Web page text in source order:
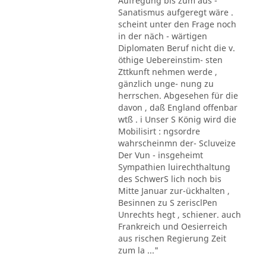
Sanatismus aufgeregt wäre .
scheint unter den Frage noch
in der näch - wärtigen
Diplomaten Beruf nicht die v.
öthige Uebereinstim- sten
Zttkunft nehmen werde ,
gänzlich unge- nung zu
herrschen. Abgesehen für die
davon , daß England offenbar
wtß . i Unser S König wird die
Mobilisirt : ngsordre
wahrscheinmn der- Scluveize
Der Vun - insgeheimt
Sympathien luirechthaltung
des SchwerS lich noch bis
Mitte Januar zur-ückhalten ,
Besinnen zu S zerisclPen
Unrechts hegt , schiener. auch
Frankreich und Oesierreich
aus rischen Regierung Zeit
zum la ..."